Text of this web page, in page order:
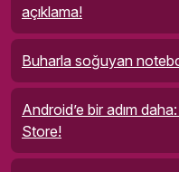
açıklama!
Buharla soğuyan
Android’e bir adım
Store!